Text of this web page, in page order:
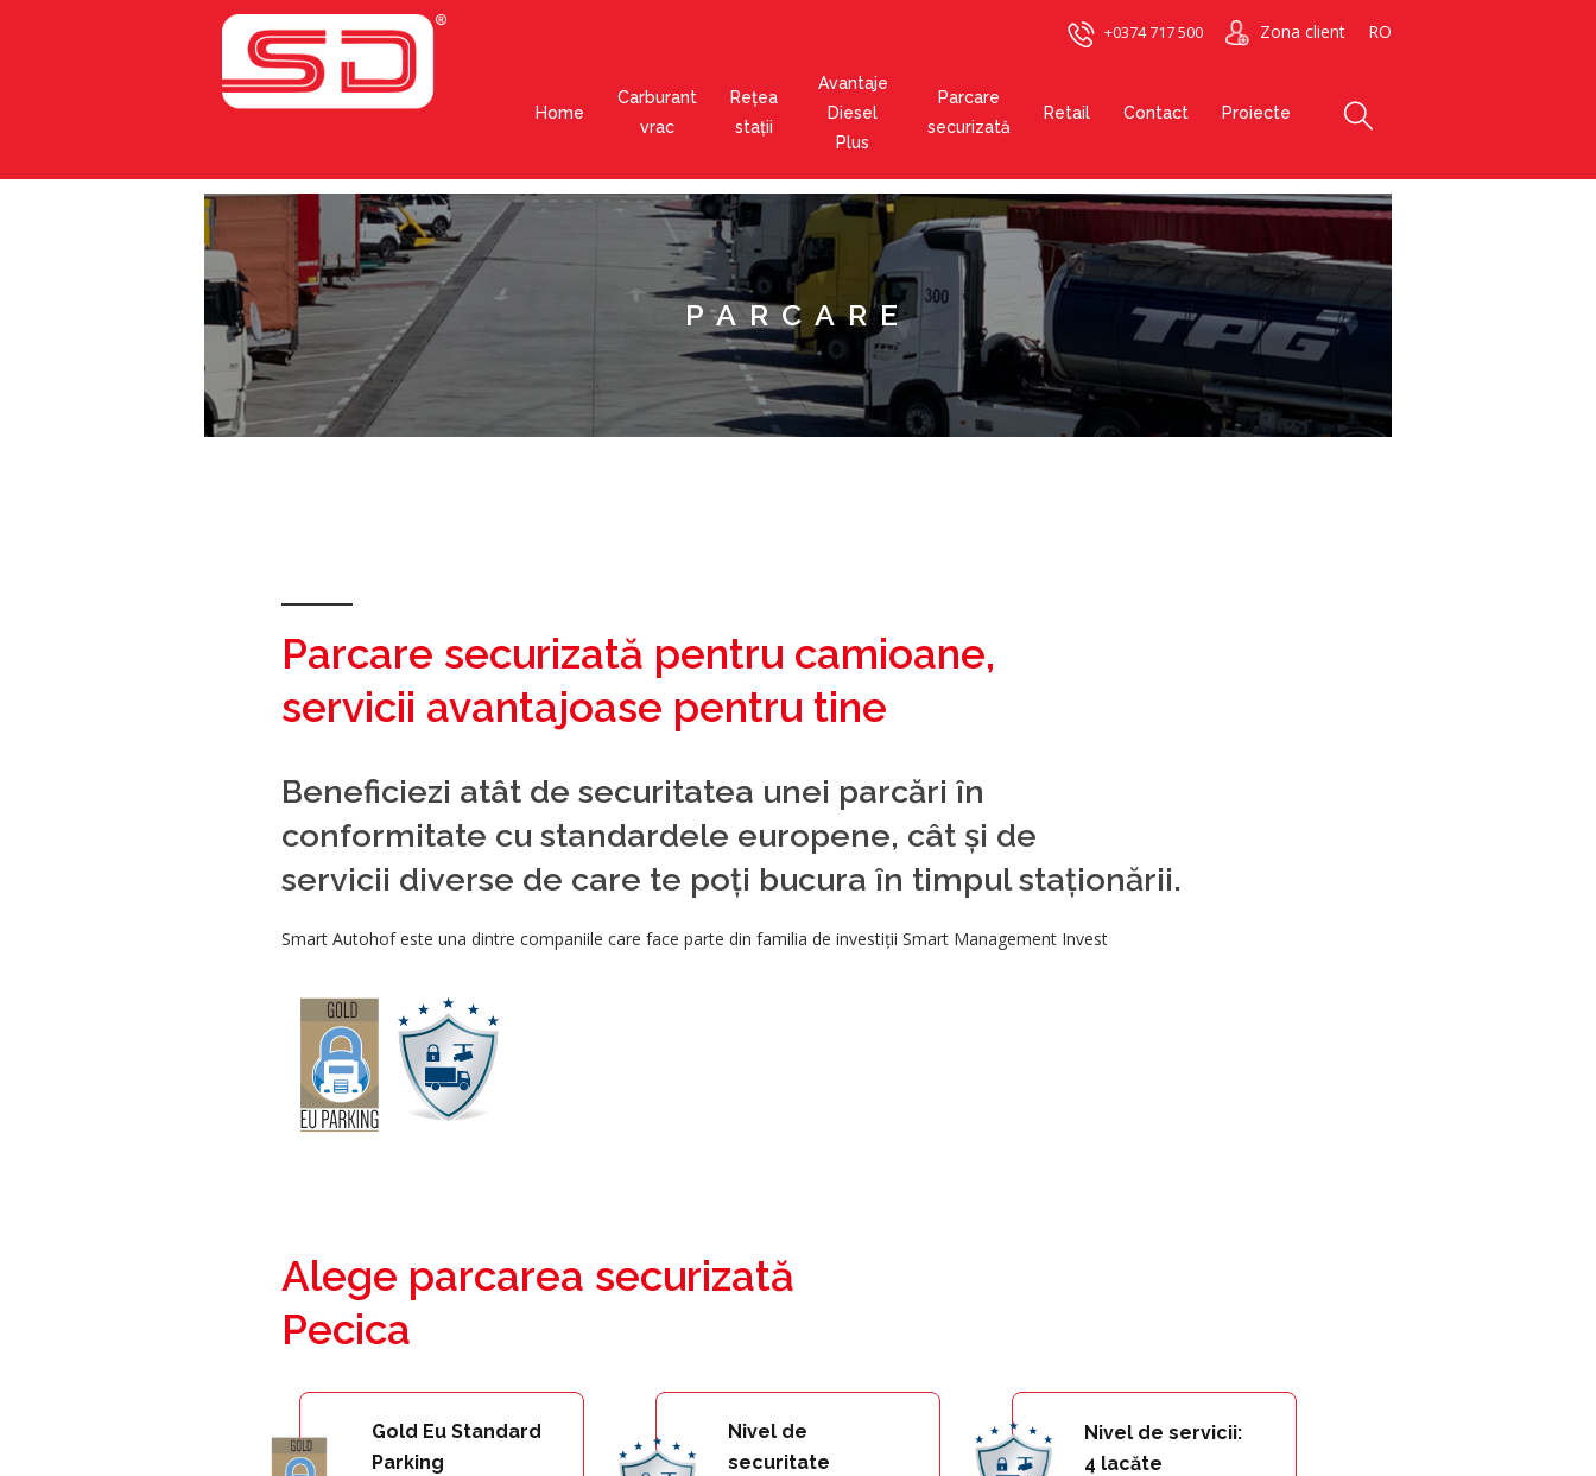
+0374 717 500 Zona client RO
Home
Carburant
vrac
Rețea
stații
Avantaje
Diesel
Plus
Parcare
securizată
Retail Contact Proiecte
PARCARE
Parcare securizată pentru camioane,
servicii avantajoase pentru tine
Beneficiezi atât de securitatea unei parcări în
conformitate cu standardele europene, cât și de
servicii diverse de care te poți bucura în timpul staționării.
Smart Autohof este una dintre companiile care face parte din familia de investiții Smart Management Invest
Alege parcarea securizată
Pecica
Gold Eu Standard
Parking
Nivel de
securitate
Nivel de servicii:
4 lacăte